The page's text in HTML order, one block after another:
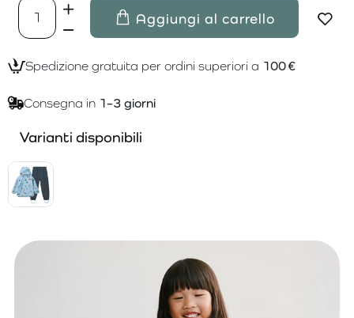
Aggiungi al carrello
Spedizione gratuita per ordini superiori a 100 €
Consegna in 1–3 giorni
Varianti disponibili